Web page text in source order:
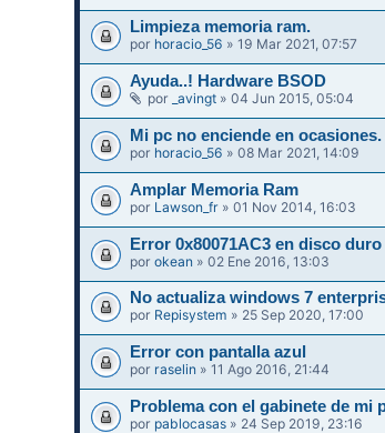
Limpieza memoria ram.
por horacio_56 » 19 Mar 2021, 07:57
Ayuda..! Hardware BSOD
por _avingt » 04 Jun 2015, 05:04
Mi pc no enciende en ocasiones.
por horacio_56 » 08 Mar 2021, 14:09
Amplar Memoria Ram
por Lawson_fr » 01 Nov 2014, 16:03
Error 0x80071AC3 en disco
porokean » 02 Ene 2016, 13:03
No actualiza windows 7
por Repisystem » 25 Sep 2020, 17:00
Error con pantalla azul
por raselin » 11 Ago 2016, 21:44
Problema con el gabinete de mi
por pablocasas » 24 Sep 2019, 23:16